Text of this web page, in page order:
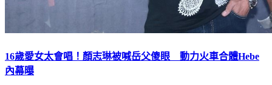
16歲愛女太會唱！顏志琳被喊岳父傻眼 動力火車合體Hebe
內幕曝